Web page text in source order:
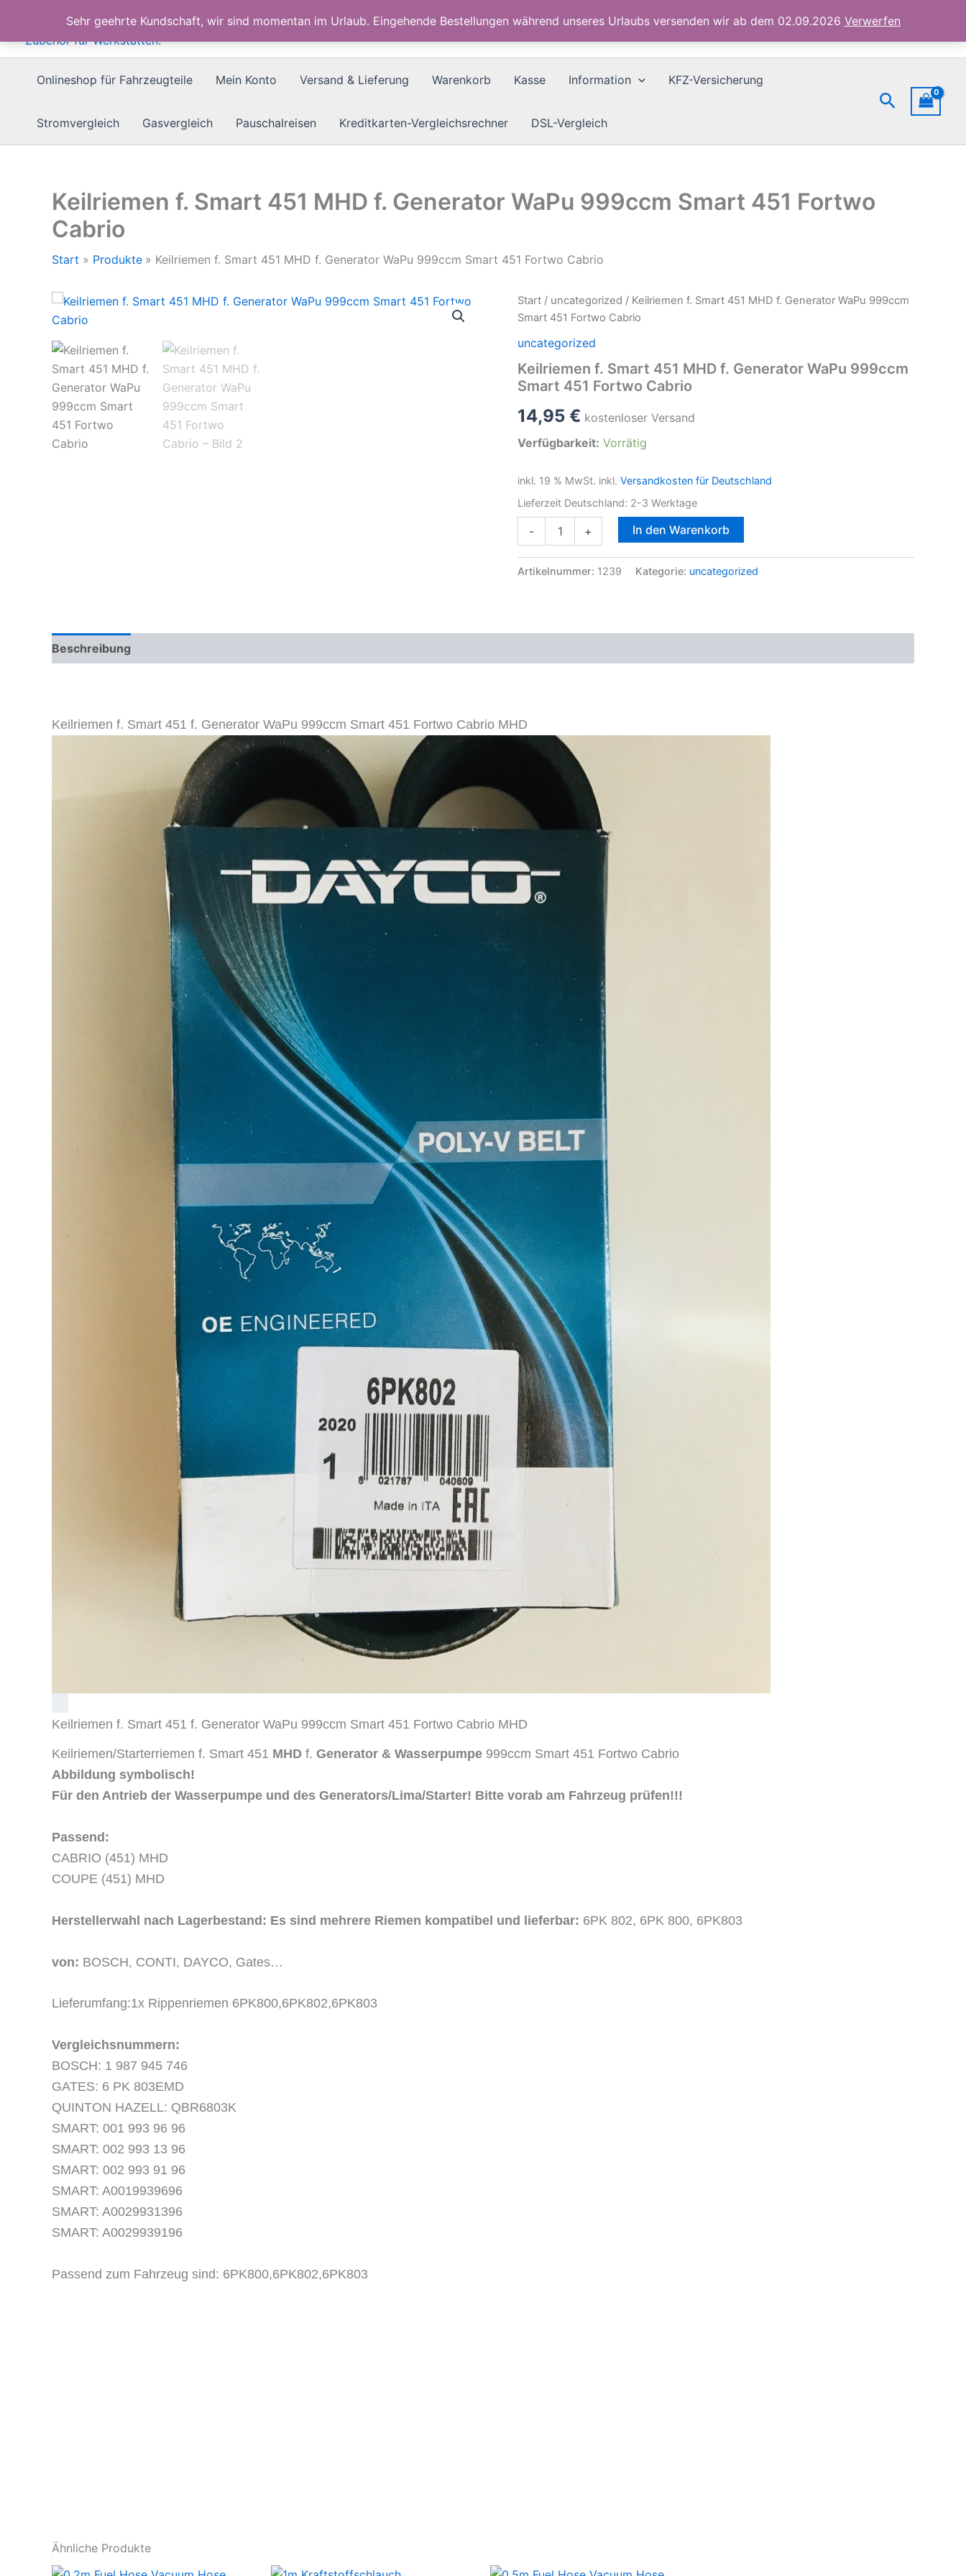
Sehr geehrte Kundschaft, wir sind momentan im Urlaub. Eingehende Bestellungen während unseres Urlaubs versenden wir ab dem 02.09.2026 Verwerfen
springen
Onlineshop für Fahrzeugteile Mein Konto Versand & Lieferung Warenkorb Kasse Information KFZ-Versicherung
Stromvergleich Gasvergleich Pauschalreisen Kreditkarten-Vergleichsrechner DSL-Vergleich
Suchen
Keilriemen f. Smart 451 MHD f. Generator WaPu 999ccm Smart 451 Fortwo
Cabrio
Start Produkte Keilriemen f. Smart 451 MHD f. Generator WaPu 999ccm Smart 451 Fortwo Cabrio
Start / uncategorized / Keilriemen f. Smart 451 MHD f. Generator WaPu 999ccm
Smart 451 Fortwo Cabrio
uncategorized
Keilriemen f. Smart 451 MHD f. Generator WaPu 999ccm
Smart 451 Fortwo Cabrio
14,95 € kostenloser Versand
Verfügbarkeit: Vorrätig
inkl. 19 % MwSt. inkl. Versandkosten für Deutschland
Lieferzeit Deutschland: 2-3 Werktage
-
451
451
+ In den Warenkorb
Artikelnummer: 1239 Kategorie: uncategorized
Beschreibung
Keilriemen f. Smart 451 f. Generator WaPu 999ccm Smart 451 Fortwo Cabrio MHD
Keilriemen f. Smart 451 f. Generator WaPu 999ccm Smart 451 Fortwo Cabrio MHD
Keilriemen/Starterriemen f. Smart 451 MHD f. Generator & Wasserpumpe 999ccm Smart 451 Fortwo Cabrio
Abbildung symbolisch!
Für den Antrieb der Wasserpumpe und des Generators/Lima/Starter! Bitte vorab am Fahrzeug prüfen!!!
Passend:
CABRIO (451) MHD
COUPE (451) MHD
Herstellerwahl nach Lagerbestand: Es sind mehrere Riemen kompatibel und lieferbar: 6PK 802, 6PK 800, 6PK803
von: BOSCH, CONTI, DAYCO, Gates…
Lieferumfang:1x Rippenriemen 6PK800,6PK802,6PK803
Vergleichsnummern:
BOSCH: 1 987 945 746
GATES: 6 PK 803EMD
QUINTON HAZELL: QBR6803K
SMART: 001 993 96 96
SMART: 002 993 13 96
SMART: 002 993 91 96
SMART: A0019939696
SMART: A0029931396
SMART: A0029939196
Passend zum Fahrzeug sind: 6PK800,6PK802,6PK803
Ähnliche Produkte
Generator
WaPu
999ccm
Smart
Fortwo